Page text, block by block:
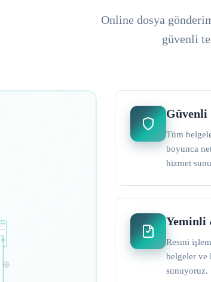
Online dosya
güvenli
Güvenli
Tüm
boyunca
hizmet
Yeminli
Resmi
belgeler ve
sunuyoruz.